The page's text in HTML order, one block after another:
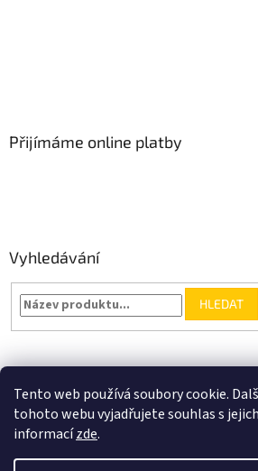
Tento web používá soubory cookie.
tohoto webu vyjadřujete souhlas s
informacízde.
Přijímáme online platby
Vyhledávání
HLEDAT
Nákupní košík
0KS /0 KČ